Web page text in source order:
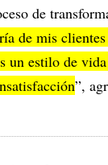
de
de mis
un estilo de
”,